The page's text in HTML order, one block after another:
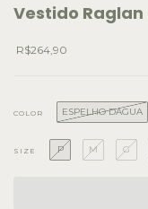
Vestido
R$264,90
COLOR ESPELHO DAGUA
SIZE P M G